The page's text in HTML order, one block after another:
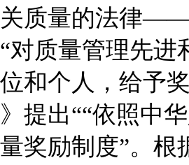
质量的法律
对质量管理先
和个人，给予
提出““依照中
奖励制度”。